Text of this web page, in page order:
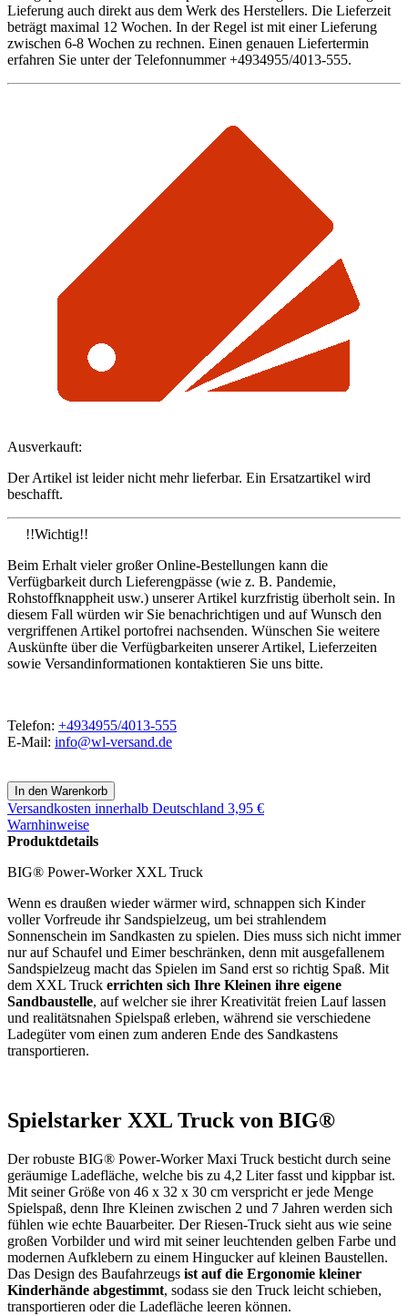
Lieferung auch direkt aus dem Werk des Herstellers. Die Lieferzeit
beträgt maximal 12 Wochen. In der Regel ist mit einer Lieferung
zwischen 6-8 Wochen zu rechnen. Einen genauen Liefertermin
erfahren Sie unter der Telefonnummer +4934955/4013-555.
Ausverkauft:
Der Artikel ist leider nicht mehr lieferbar. Ein Ersatzartikel wird
beschafft.
!!Wichtig!!
Beim Erhalt vieler großer Online-Bestellungen kann die
Verfügbarkeit durch Lieferengpässe (wie z. B. Pandemie,
Rohstoffknappheit usw.) unserer Artikel kurzfristig überholt sein. In
diesem Fall würden wir Sie benachrichtigen und auf Wunsch den
vergriffenen Artikel portofrei nachsenden. Wünschen Sie weitere
Auskünfte über die Verfügbarkeiten unserer Artikel, Lieferzeiten
sowie Versandinformationen kontaktieren Sie uns bitte.
Telefon: +4934955/4013-555
E-Mail: info@wl-versand.de
Versandkosten innerhalb Deutschland 3,95 €
Warnhinweise
Produktdetails
BIG® Power-Worker XXL Truck
Wenn es draußen wieder wärmer wird, schnappen sich Kinder
voller Vorfreude ihr Sandspielzeug, um bei strahlendem
Sonnenschein im Sandkasten zu spielen. Dies muss sich nicht immer
nur auf Schaufel und Eimer beschränken, denn mit ausgefallenem
Sandspielzeug macht das Spielen im Sand erst so richtig Spaß. Mit
dem XXL Truck errichten sich Ihre Kleinen ihre eigene
Sandbaustelle, auf welcher sie ihrer Kreativität freien Lauf lassen
und realitätsnahen Spielspaß erleben, während sie verschiedene
Ladegüter vom einen zum anderen Ende des Sandkastens
transportieren.
Spielstarker XXL Truck von BIG®
Der robuste BIG® Power-Worker Maxi Truck besticht durch seine
geräumige Ladefläche, welche bis zu 4,2 Liter fasst und kippbar ist.
Mit seiner Größe von 46 x 32 x 30 cm verspricht er jede Menge
Spielspaß, denn Ihre Kleinen zwischen 2 und 7 Jahren werden sich
fühlen wie echte Bauarbeiter. Der Riesen-Truck sieht aus wie seine
großen Vorbilder und wird mit seiner leuchtenden gelben Farbe und
modernen Aufklebern zu einem Hingucker auf kleinen Baustellen.
Das Design des Baufahrzeugs ist auf die Ergonomie kleiner
Kinderhände abgestimmt, sodass sie den Truck leicht schieben,
transportieren oder die Ladefläche leeren können.